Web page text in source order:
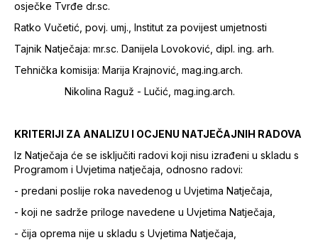
osječke Tvrđe dr.sc.
Ratko Vučetić, povj. umj., Institut za povijest umjetnosti
Tajnik Natječaja: mr.sc. Danijela Lovoković, dipl. ing. arh.
Tehnička komisija: Marija Krajnović, mag.ing.arch.
Nikolina Raguž - Lučić, mag.ing.arch.
KRITERIJI ZA ANALIZU I OCJENU NATJEČAJNIH RADOVA
Iz Natječaja će se isključiti radovi koji nisu izrađeni u skladu s
Programom i Uvjetima natječaja, odnosno radovi:
- predani poslije roka navedenog u Uvjetima Natječaja,
- koji ne sadrže priloge navedene u Uvjetima Natječaja,
- čija oprema nije u skladu s Uvjetima Natječaja,